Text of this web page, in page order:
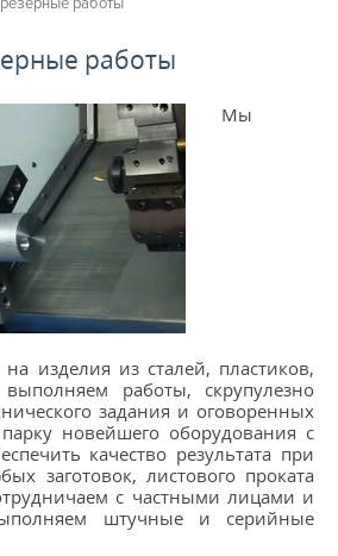
заказ
работы
Мы
изделия из сталей, пластиков,
работы, скрупулезно
задания и оговоренных
новейшего оборудования с
качество результата при
заготовок, листового проката
с частными лицами и
штучные и серийные